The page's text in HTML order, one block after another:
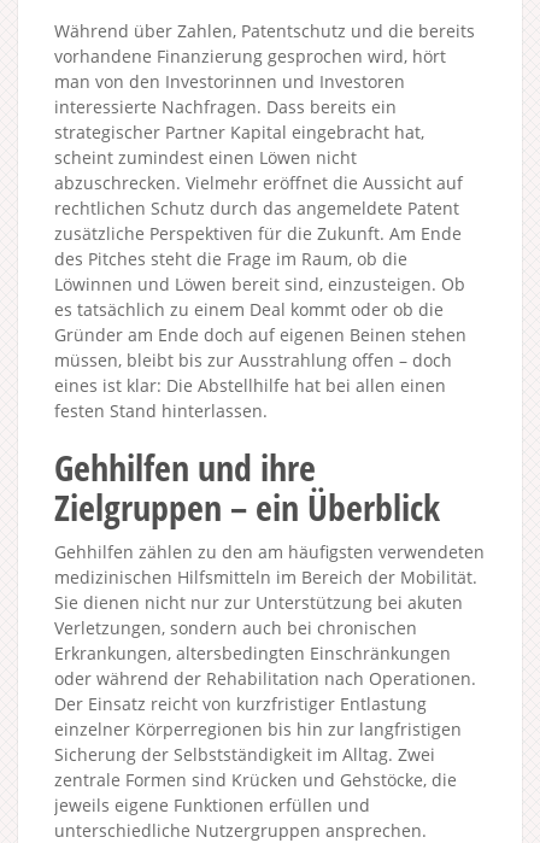
Während über Zahlen, Patentschutz und die bereits
vorhandene Finanzierung gesprochen wird, hört
man von den Investorinnen und Investoren
interessierte Nachfragen. Dass bereits ein
strategischer Partner Kapital eingebracht hat,
scheint zumindest einen Löwen nicht
abzuschrecken. Vielmehr eröffnet die Aussicht auf
rechtlichen Schutz durch das angemeldete Patent
zusätzliche Perspektiven für die Zukunft. Am Ende
des Pitches steht die Frage im Raum, ob die
Löwinnen und Löwen bereit sind, einzusteigen. Ob
es tatsächlich zu einem Deal kommt oder ob die
Gründer am Ende doch auf eigenen Beinen stehen
müssen, bleibt bis zur Ausstrahlung offen – doch
eines ist klar: Die Abstellhilfe hat bei allen einen
festen Stand hinterlassen.
Gehhilfen und ihre
Zielgruppen – ein Überblick
Gehhilfen zählen zu den am häufigsten verwendeten
medizinischen Hilfsmitteln im Bereich der Mobilität.
Sie dienen nicht nur zur Unterstützung bei akuten
Verletzungen, sondern auch bei chronischen
Erkrankungen, altersbedingten Einschränkungen
oder während der Rehabilitation nach Operationen.
Der Einsatz reicht von kurzfristiger Entlastung
einzelner Körperregionen bis hin zur langfristigen
Sicherung der Selbstständigkeit im Alltag. Zwei
zentrale Formen sind Krücken und Gehstöcke, die
jeweils eigene Funktionen erfüllen und
unterschiedliche Nutzergruppen ansprechen.